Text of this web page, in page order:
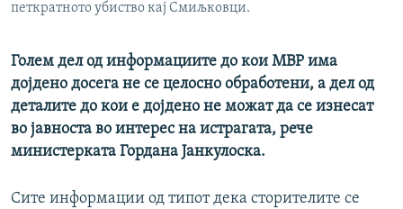
петкратното убиство кај Смиљковци.
Голем дел од информациите до кои МВР има
дојдено досега не се целосно обработени, а дел од
деталите до кои е дојдено не можат да се изнесат
во јавноста во интерес на истрагата, рече
министерката Гордана Јанкулоска.
Сите информации од типот дека сторителите се